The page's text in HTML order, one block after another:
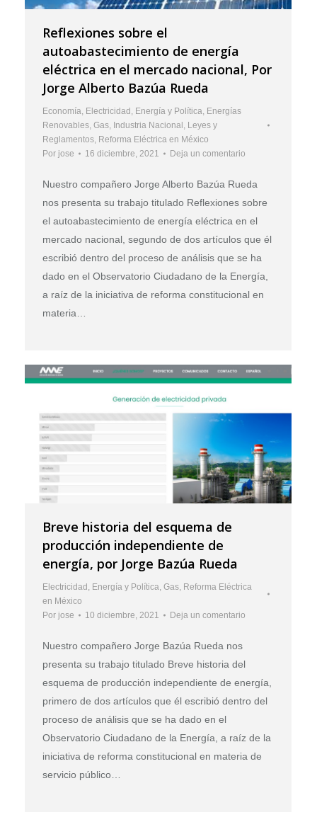
Reflexiones sobre el
autoabastecimiento de energía
eléctrica en el mercado nacional, Por
Jorge Alberto Bazúa Rueda
Economía Electricidad Energía y Política Energías
Renovables Gas Industria Nacional Leyes y
Reglamentos Reforma Eléctrica en México
Por jose 16 diciembre, 2021 Deja un comentario
Nuestro compañero Jorge Alberto Bazúa Rueda
nos presenta su trabajo titulado Reflexiones sobre
el autoabastecimiento de energía eléctrica en el
mercado nacional, segundo de dos artículos que él
escribió dentro del proceso de análisis que se ha
dado en el Observatorio Ciudadano de la Energía,
a raíz de la iniciativa de reforma constitucional en
materia…
Breve historia del esquema de
producción independiente de
energía, por Jorge Bazúa Rueda
Electricidad , Energía y Política, Gas, Reforma Eléctrica
en México
Por jose 10 diciembre, 2021 Deja un comentario
Nuestro compañero Jorge Bazúa Rueda nos
presenta su trabajo titulado Breve historia del
esquema de producción independiente de energía,
primero de dos artículos que él escribió dentro del
proceso de análisis que se ha dado en el
Observatorio Ciudadano de la Energía, a raíz de la
iniciativa de reforma constitucional en materia de
servicio público…